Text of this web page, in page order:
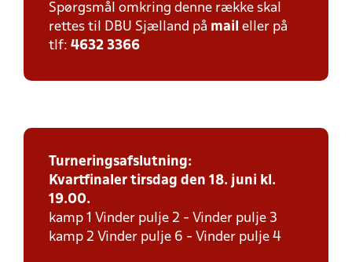
Spørgsmål omkring denne række skal
rettes til DBU Sjælland på mail eller på
tlf: 4632 3366
Turneringsafslutning:
Kvartfinaler tirsdag den 18. juni kl.
19.00.
kamp 1 Vinder pulje 2 - Vinder pulje 3
kamp 2 Vinder pulje 6 - Vinder pulje 4